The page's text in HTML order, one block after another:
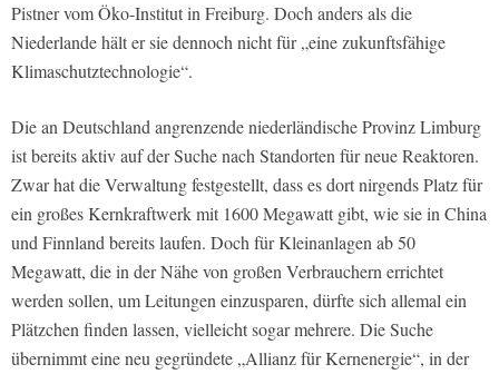
Pistner vom Öko-Institut in Freiburg. Doch anders als die
Niederlande hält er sie dennoch nicht für „eine zukunftsfähige
Klimaschutztechnologie“.
Die an Deutschland angrenzende niederländische Provinz Limburg
ist bereits aktiv auf der Suche nach Standorten für neue Reaktoren.
Zwar hat die Verwaltung festgestellt, dass es dort nirgends Platz für
ein großes Kernkraftwerk mit 1600 Megawatt gibt, wie sie in China
und Finnland bereits laufen. Doch für Kleinanlagen ab 50
Megawatt, die in der Nähe von großen Verbrauchern errichtet
werden sollen, um Leitungen einzusparen, dürfte sich allemal ein
Plätzchen finden lassen, vielleicht sogar mehrere. Die Suche
übernimmt eine neu gegründete „Allianz für Kernenergie“, in der